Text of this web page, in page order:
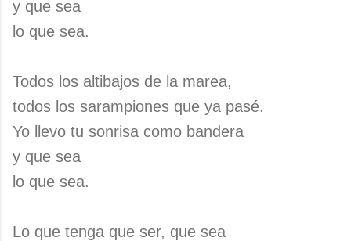
y que sea
lo que sea.
Todos los altibajos de la marea,
todos los sarampiones que ya pasé.
Yo llevo tu sonrisa como bandera
y que sea
lo que sea.
Lo que tenga que ser, que sea